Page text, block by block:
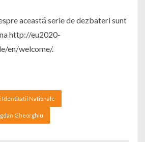
această serie de dezbateri sunt
http://eu2020-
en/welcome/.
Nationale
Gheorghiu